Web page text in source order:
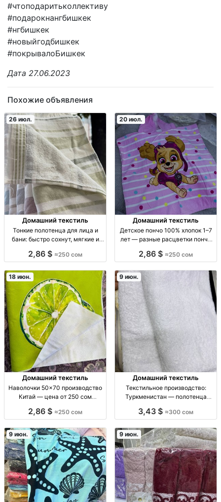
#чтоподаритьколлективу
#подарокнангбишкек
#нгбишкек
#новыйгодбишкек
#покрывалоБишкек
Дата 27.06.2023
Похожие объявления
26 июл.
Домашний текстиль
Тонкие полотенца для лица и
бани: быстро сохнут, мягкие и
тонч. полотенца: лицевое/
сушка, высокая впитываемость,
мягкие к коже,
2,86 $ ≈250 сом
20 июл.
Домашний текстиль
Детское пончо 100% хлопок 1–7
лет — разные расцветки пончо
мягкая ткань, разные расцветки
2,86 $ ≈250 сом
18 июн.
Домашний текстиль
Наволочки 50×70 производство
Китай — цена от 250 сом
текстиль, размер 50×70 см,
КНР, цена за пару, дом
2,86 $ ≈250 сом
9 июн.
Домашний текстиль
Текстильное производство:
Туркменистан — полотенца
размер) полотенца опт/
размеры 70×140 (300 сом),
50×90 (150 сом); домашний
тексти
3,43 $ ≈300 сом
9 июн. 9 июн.